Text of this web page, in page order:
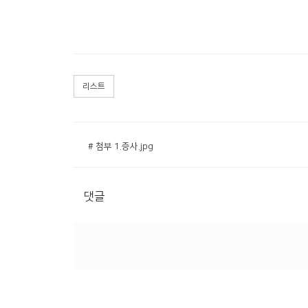
리스트
# 첨부 1.증사.jpg
댓글